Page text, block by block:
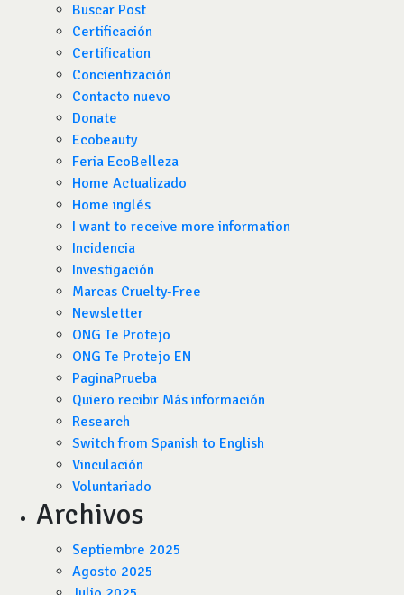
Buscar Post
Certificación
Certification
Concientización
Contacto nuevo
Donate
Ecobeauty
Feria EcoBelleza
Home Actualizado
Home inglés
I want to receive more information
Incidencia
Investigación
Marcas Cruelty-Free
Newsletter
ONG Te Protejo
ONG Te Protejo EN
PaginaPrueba
Quiero recibir Más información
Research
Switch from Spanish to English
Vinculación
Voluntariado
Archivos
Septiembre 2025
Agosto 2025